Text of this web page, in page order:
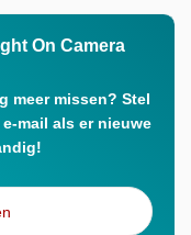
On Camera
meer missen? Stel
mail als er nieuwe